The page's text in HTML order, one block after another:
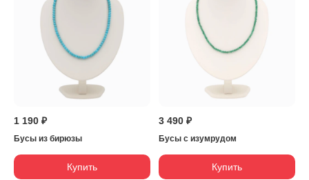
1 190 ₽
Бусы из бирюзы
Купить
3 490 ₽
Бусы с изумрудом
Купить